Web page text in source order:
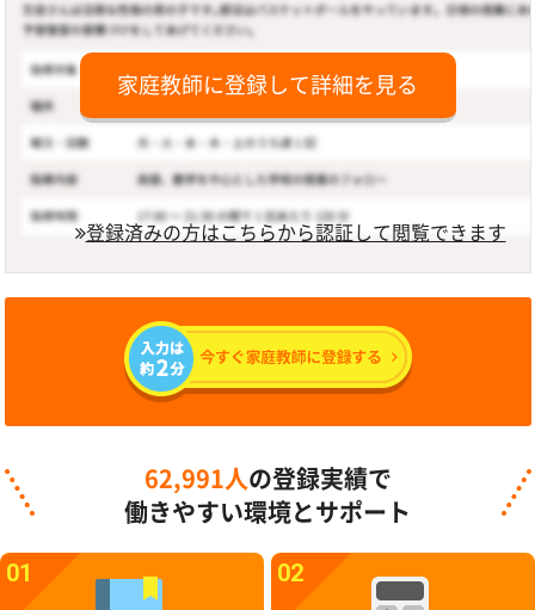
家庭教師に登録して詳細を見る
登録済みの方はこちらから認証して閲覧できます
62,991人 の登録実績で
働きやすい環境とサポート
01 02